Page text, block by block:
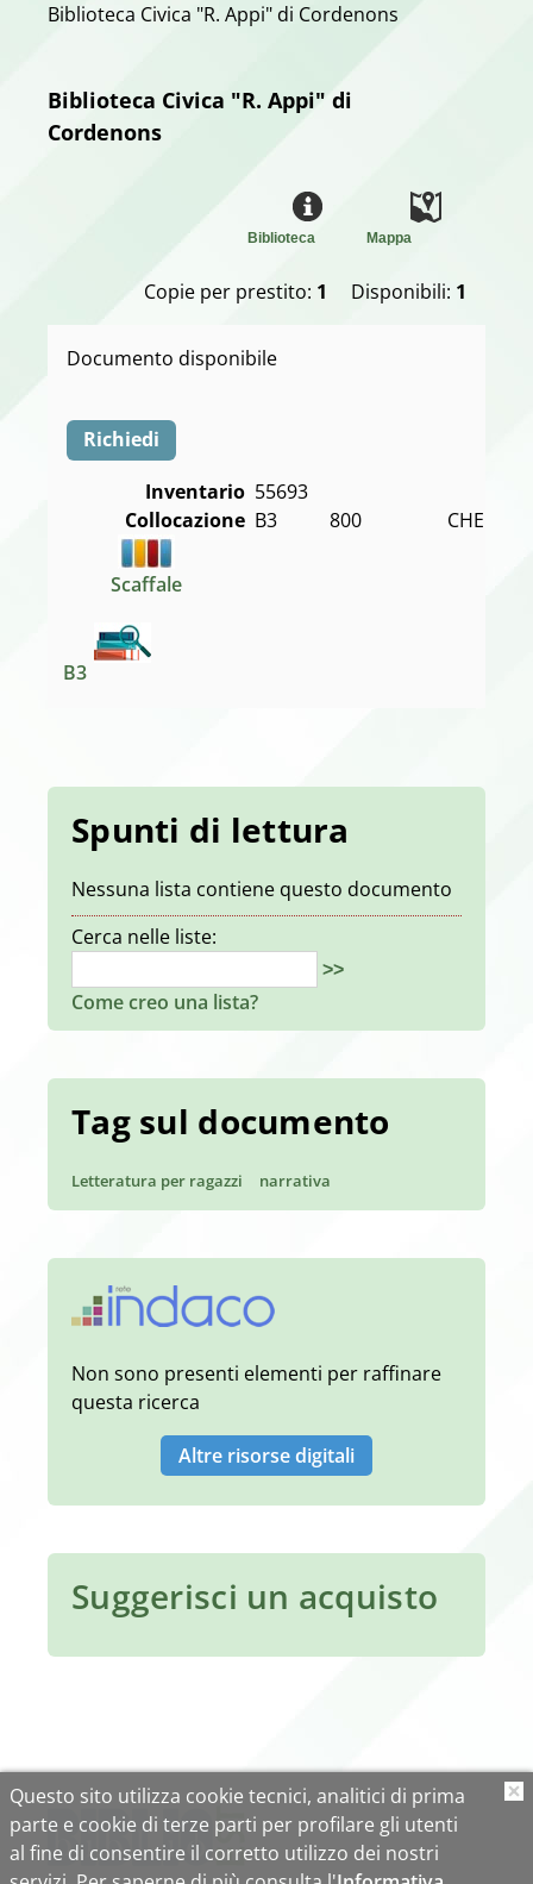
Biblioteca Civica "R. Appi" di Cordenons
Biblioteca Civica "R. Appi" di
Cordenons
Mappa
Biblioteca
Copie per prestito: 1 Disponibili: 1
Documento disponibile
Richiedi
Inventario 55693
Collocazione B3           800                  CHE MER
Scaffale
B3
Spunti di lettura
Nessuna lista contiene questo documento
Cerca nelle liste:
>>
Come creo una lista?
Tag sul documento
Letteratura per ragazzi narrativa
Non sono presenti elementi per raffinare
questa ricerca
Altre risorse digitali
Suggerisci un acquisto
Questo sito utilizza cookie tecnici, analitici di prima
parte e cookie di terze parti per profilare gli utenti
al fine di consentire il corretto utilizzo dei nostri